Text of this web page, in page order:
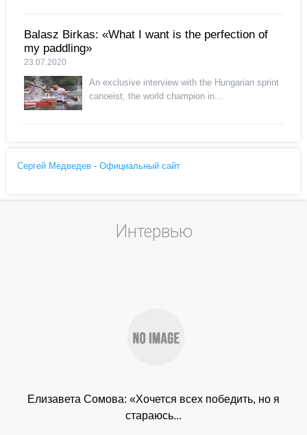
Balasz Birkas: «What I want is the perfection of
my paddling»
23.07.2020
An exclusive interview with the Hungarian sprint
canoeist, the world champion in...
Сергей Медведев - Официальный сайт
Интервью
Елизавета Сомова: «Хочется всех победить, но я
стараюсь...